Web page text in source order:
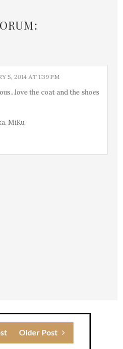
5, 2014 AT 1:39 PM
the coat and the shoes
MiKu
Older Post